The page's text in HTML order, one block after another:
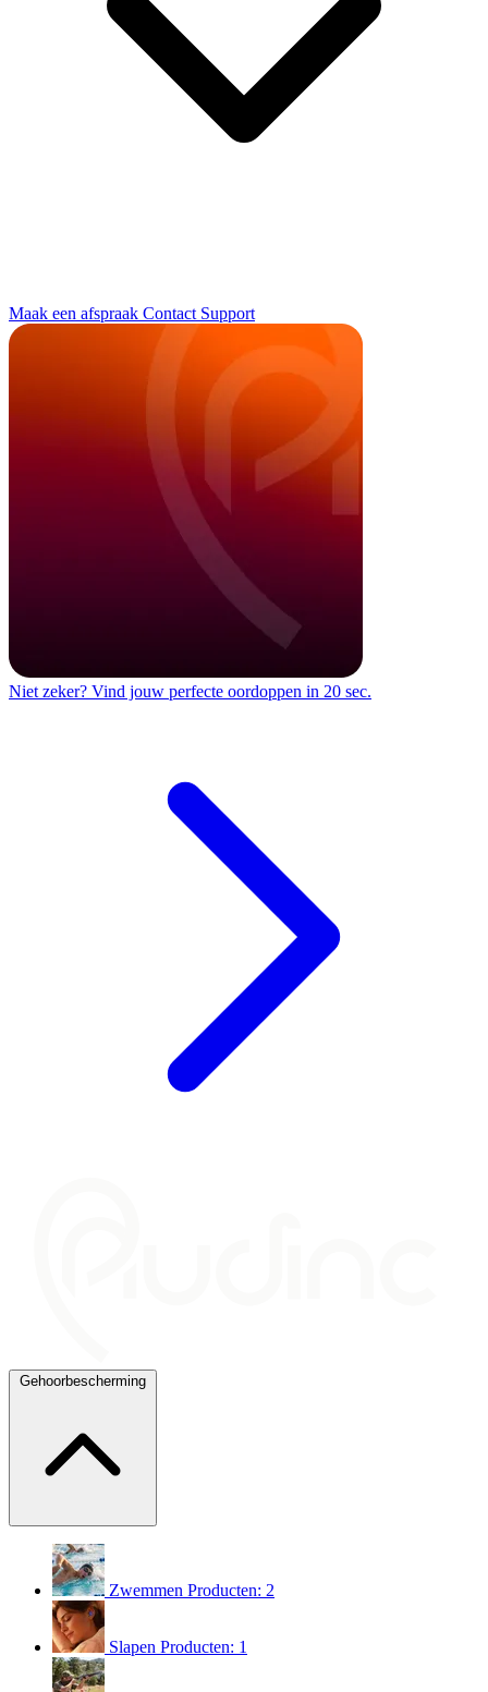
Maak een afspraak Contact Support
Niet zeker? Vind jouw perfecte oordoppen in 20 sec.
Gehoorbescherming
Zwemmen Producten: 2
Slapen Producten: 1